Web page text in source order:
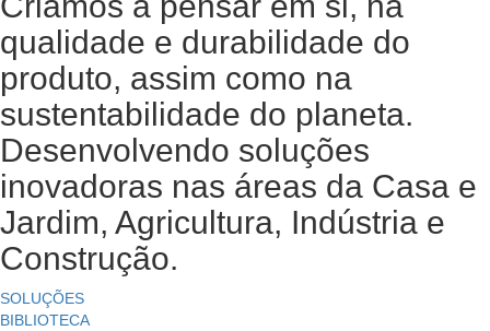
qualidade e durabilidade do
produto, assim como na
sustentabilidade do planeta.
Desenvolvendo soluções
inovadoras nas áreas da Casa e
Jardim, Agricultura, Indústria e
Construção.
SOLUÇÕES
BIBLIOTECA